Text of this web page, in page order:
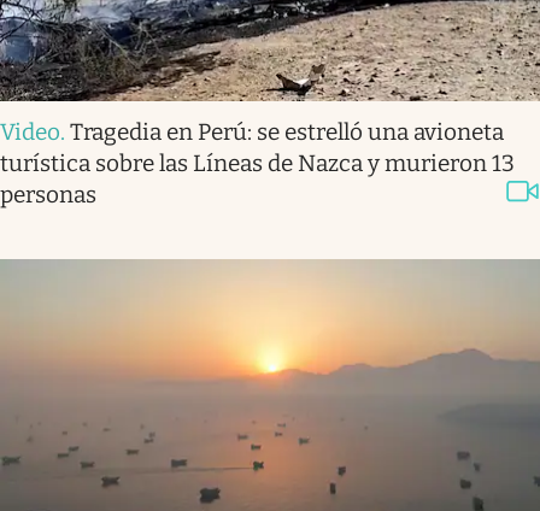
Video. Tragedia en Perú: se estrelló una avioneta
turística sobre las Líneas de Nazca y murieron 13
personas